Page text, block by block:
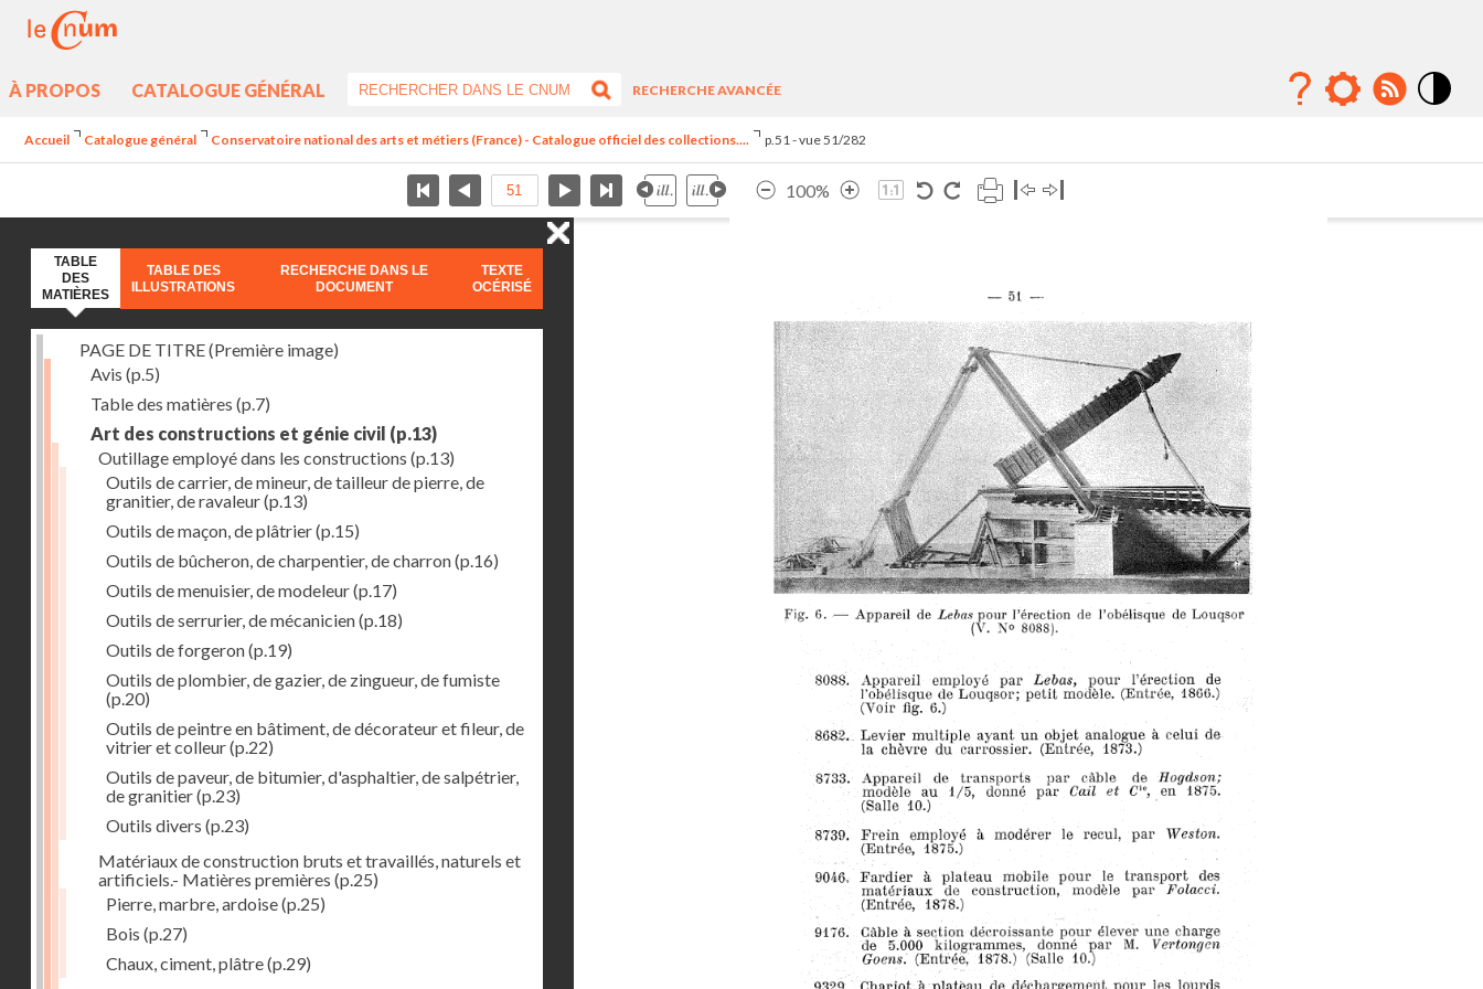
À PROPOS CATALOGUE GÉNÉRAL
RECHERCHE AVANCÉE
Accueil Catalogue général Conservatoire national des arts et métiers (France) - Catalogue officiel des collections.... p.51 - vue 51/282
100%
TABLE
DES
MATIÈRES
TABLE DES
ILLUSTRATIONS
RECHERCHE DANS LE
DOCUMENT
TEXTE
OCÉRISÉ
PAGE DE TITRE (Première image)
Avis (p.5)
Table des matières (p.7)
Art des constructions et génie civil (p.13)
Outillage employé dans les constructions (p.13)
Outils de carrier, de mineur, de tailleur de pierre, de
granitier, de ravaleur(p.13)
Outils de maçon, de plâtrier(p.15)
Outils de bûcheron, de charpentier, de charron(p.16)
Outils de menuisier, de modeleur(p.17)
Outils de serrurier, de mécanicien(p.18)
Outils de forgeron(p.19)
Outils de plombier, de gazier, de zingueur, de fumiste
(p.20)
Outils de peintre en bâtiment, de décorateur et fileur, de
vitrier et colleur(p.22)
Outils de paveur, de bitumier, d'asphaltier, de salpétrier,
de granitier(p.23)
Outils divers (p.23)
Matériaux de construction bruts et travaillés, naturels et
artificiels.- Matières premières (p.25)
Pierre, marbre, ardoise(p.25)
Bois (p.27)
Chaux, ciment, plâtre(p.29)